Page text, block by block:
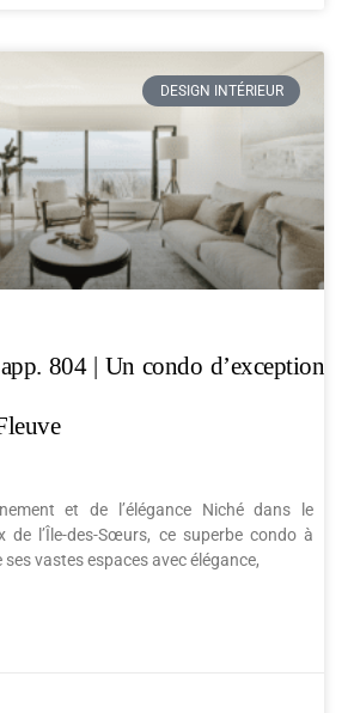
DESIGN INTÉRIEUR
804 | Un condo d’exception
et de l’élégance Niché dans le
de l’Île-des-Sœurs, ce superbe condo à
vastes espaces avec élégance,